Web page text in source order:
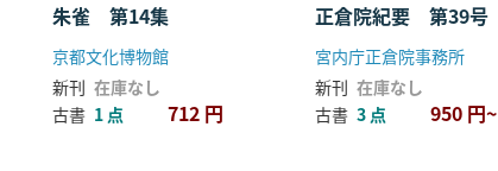
朱雀 第14集
京都文化博物館
新刊 在庫なし
古書 1 点 712 円
正倉院紀要 第39号
宮内庁正倉院事務所
新刊 在庫なし
古書 3 点 950 円~